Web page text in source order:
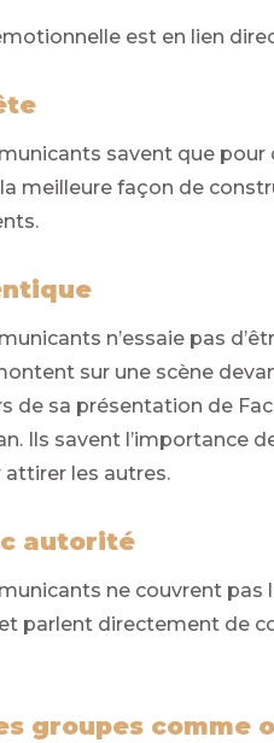
est en lien
savent que
la meilleure façon de
n’essaie pas
sur une scène
de sa présentation de
Ils savent l’importance
les autres.
autorité
ne couvrent pas
parlent directement de
groupes comme